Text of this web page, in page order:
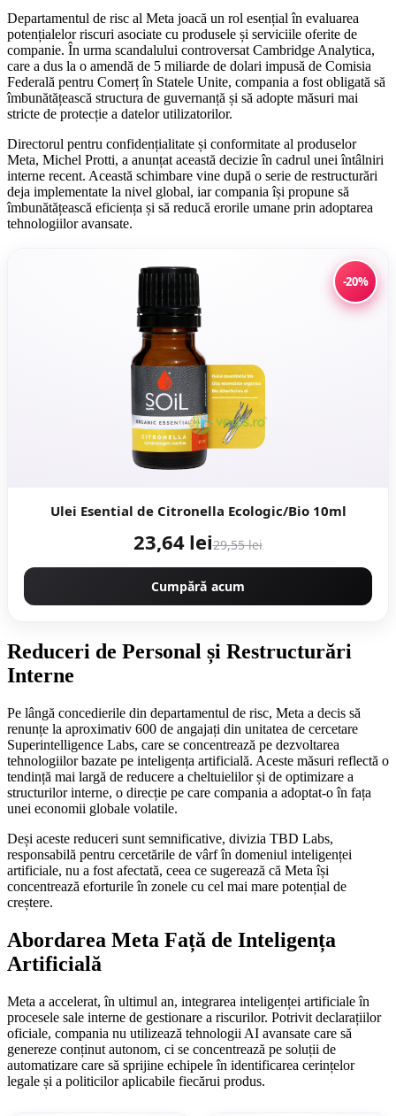
Departamentul de risc al Meta joacă un rol esențial în evaluarea
potențialelor riscuri asociate cu produsele și serviciile oferite de
companie. În urma scandalului controversat Cambridge Analytica,
care a dus la o amendă de 5 miliarde de dolari impusă de Comisia
Federală pentru Comerț în Statele Unite, compania a fost obligată să
îmbunătățească structura de guvernanță și să adopte măsuri mai
stricte de protecție a datelor utilizatorilor.
Directorul pentru confidențialitate și conformitate al produselor
Meta, Michel Protti, a anunțat această decizie în cadrul unei întâlniri
interne recent. Această schimbare vine după o serie de restructurări
deja implementate la nivel global, iar compania își propune să
îmbunătățească eficiența și să reducă erorile umane prin adoptarea
tehnologiilor avansate.
-20%
Ulei Esential de Citronella Ecologic/Bio 10ml
23,64 lei29,55 lei
Cumpără acum
Reduceri de Personal și Restructurări
Interne
Pe lângă concedierile din departamentul de risc, Meta a decis să
renunțe la aproximativ 600 de angajați din unitatea de cercetare
Superintelligence Labs, care se concentrează pe dezvoltarea
tehnologiilor bazate pe inteligența artificială. Aceste măsuri reflectă o
tendință mai largă de reducere a cheltuielilor și de optimizare a
structurilor interne, o direcție pe care compania a adoptat-o în fața
unei economii globale volatile.
Deși aceste reduceri sunt semnificative, divizia TBD Labs,
responsabilă pentru cercetările de vârf în domeniul inteligenței
artificiale, nu a fost afectată, ceea ce sugerează că Meta își
concentrează eforturile în zonele cu cel mai mare potențial de
creștere.
Abordarea Meta Față de Inteligența
Artificială
Meta a accelerat, în ultimul an, integrarea inteligenței artificiale în
procesele sale interne de gestionare a riscurilor. Potrivit declarațiilor
oficiale, compania nu utilizează tehnologii AI avansate care să
genereze conținut autonom, ci se concentrează pe soluții de
automatizare care să sprijine echipele în identificarea cerințelor
legale și a politicilor aplicabile fiecărui produs.